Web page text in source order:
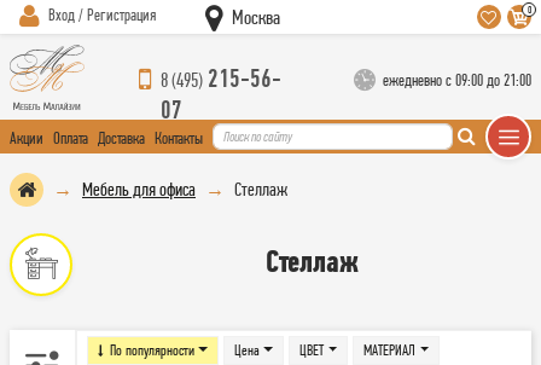
Вход / Регистрация Москва 0
8 (495) 215-56-
07
ежедневно с 09:00 до 21:00
Акции Оплата Доставка Контакты
Мебель для офиса Стеллаж
Стеллаж
По популярности Цена ЦВЕТ МАТЕРИАЛ